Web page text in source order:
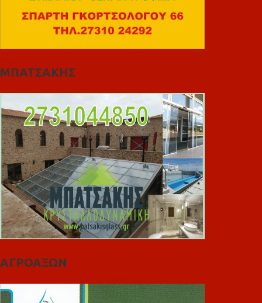
ΜΠΑΤΣΑΚΗΣ
ΑΓΡΟΑΞΩΝ